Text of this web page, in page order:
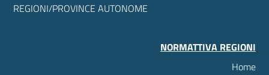
REGIONI/PROVINCE AUTONOME
NORMATTIVA REGIONI
Home